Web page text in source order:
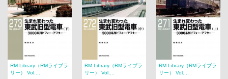
RM Library（RMライブラ
リー） Vol....
RM Library（RMライブラ
リー） Vol....
RM Library（RMライブラ
リー） Vol....